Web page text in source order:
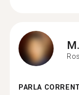
M.
PARLA